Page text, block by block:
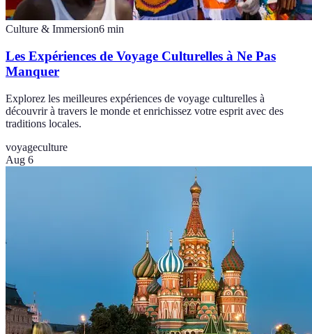
Culture & Immersion6 min
Les Expériences de Voyage Culturelles à Ne Pas
Manquer
Explorez les meilleures expériences de voyage culturelles à
découvrir à travers le monde et enrichissez votre esprit avec des
traditions locales.
voyageculture
Aug 6